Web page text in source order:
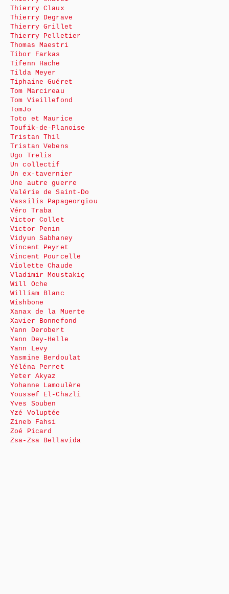
Thierry Claux
Thierry Degrave
Thierry Grillet
Thierry Pelletier
Thomas Maestri
Tibor Farkas
Tifenn Hache
Tilda Meyer
Tiphaine Guéret
Tom Marcireau
Tom Vieillefond
TomJo
Toto et Maurice
Toufik-de-Planoise
Tristan Thil
Tristan Vebens
Ugo Trelis
Un collectif
Un ex-tavernier
Une autre guerre
Valérie de Saint-Do
Vassilis Papageorgiou
Véro Traba
Victor Collet
Victor Penin
Vidyun Sabhaney
Vincent Peyret
Vincent Pourcelle
Violette Chaude
Vladimir Moustakiç
Will Oche
William Blanc
Wishbone
Xanax de la Muerte
Xavier Bonnefond
Yann Derobert
Yann Dey-Helle
Yann Levy
Yasmine Berdoulat
Yéléna Perret
Yeter Akyaz
Yohanne Lamoulère
Youssef El-Chazli
Yves Souben
Yzé Voluptée
Zineb Fahsi
Zoé Picard
Zsa-Zsa Bellavida